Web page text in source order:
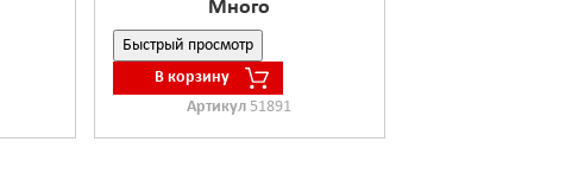
Много
Быстрый просмотр
В корзину
Артикул51891